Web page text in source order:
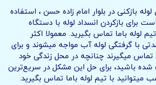
بازکنی در بلوار امام زاده حسن ، استفاده
برای بازکردن انسداد لوله با دستگاه
لوله باما تماس بگیرید. معمولا اکثر
با گرفتگی لوله آب مواجه میشوند و برای
تماس میگیرند چنانچه در محل زندگی خود
شده باشید، برای حل این مشکل در سریع‌ترین
میتوانید با تیم لوله باما تماس بگیرید.